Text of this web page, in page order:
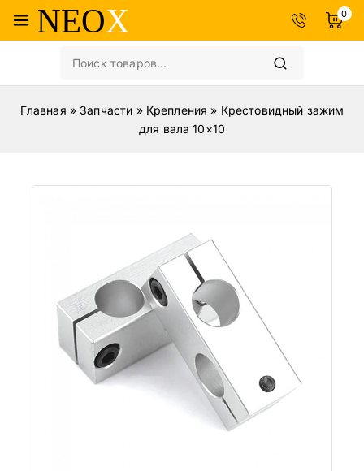
0
Главная » Запчасти » Крепления » Крестовидный зажим
для вала 10×10